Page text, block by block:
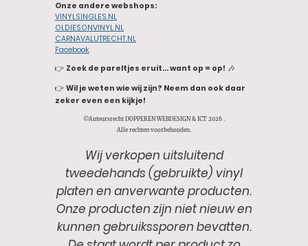
Onze andere webshops:
VINYLSINGLES.NL
OLDIESONVINYL.NL
CARNAVALUTRECHT.NL
Facebook
👉 Zoek de pareltjes eruit… want op = op! 🎶
👉 Wil je weten wie wij zijn? Neem dan ook daar
zeker even een kijkje!
©Auteursrecht DOPPEREN WEBDESIGN & ICT 2026 .
Alle rechten voorbehouden.
Wij verkopen uitsluitend
tweedehands (gebruikte) vinyl
platen en anverwante producten.
Onze producten zijn niet nieuw en
kunnen gebruikssporen bevatten.